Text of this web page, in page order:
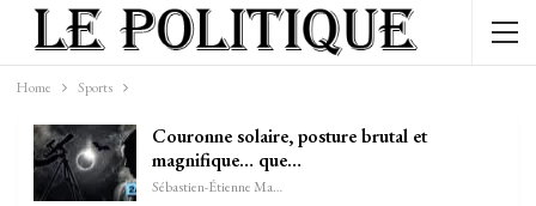
Home Sports
Couronne solaire, posture brutal et
magnifique… que…
Sébastien-Étienne Marechal